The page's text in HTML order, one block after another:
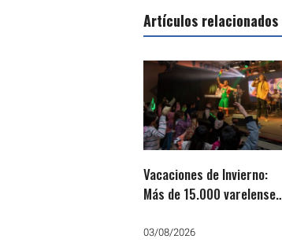
Artículos relacionados
Vacaciones de Invierno:
Más de 15.000 varelenses
teatro
03/08/2026